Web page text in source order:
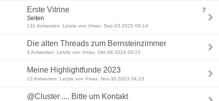
Erste Vitrine
7
Seiten
131 Antworten: Letzte von Vmax, Sep.03.2025 09:14
Die alten Threads zum Bernsteinzimmer
3 Antworten: Letzte von Vmax, Okt.09.2024 05:22
Meine Highlightfunde 2023
13 Antworten: Letzte von Vmax, Nov.30.2023 04:23
@Cluster .... Bitte um Kontakt